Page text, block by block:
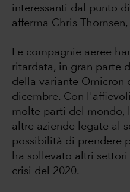
interessanti dal punto
afferma Chris
Le compagnie aeree
ritardata, in gran parte
della variante Omicron
dicembre. Con
molte parti del mondo,
altre aziende legate al
possibilità di prendere
ha sollevato altri
crisi del 2020.